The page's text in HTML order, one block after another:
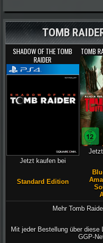
TOMB
SHADOW OF THE TOMB
RAIDER
Jetzt kaufen bei
Standard Edition
TOMB
Mehr Tomb
Mit jeder Bestellung über
GGP-